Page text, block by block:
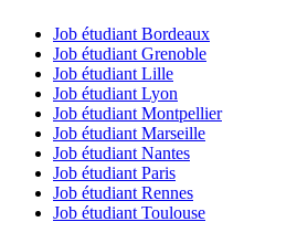
Job étudiant Bordeaux
Job étudiant Grenoble
Job étudiant Lille
Job étudiant Lyon
Job étudiant Montpellier
Job étudiant Marseille
Job étudiant Nantes
Job étudiant Paris
Job étudiant Rennes
Job étudiant Toulouse